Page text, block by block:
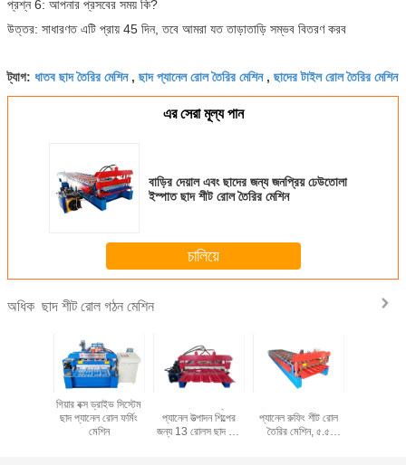
প্রশ্ন 6: আপনার প্রসবের সময় কি?
উত্তর: সাধারণত এটি প্রায় 45 দিন, তবে আমরা যত তাড়াতাড়ি সম্ভব বিতরণ করব
ট্যাগ: ধাতব ছাদ তৈরির মেশিন, ছাদ প্যানেল রোল তৈরির মেশিন, ছাদের টাইল রোল তৈরির মেশিন
এর সেরা মূল্য পান
বাড়ির দেয়াল এবং ছাদের জন্য জনপ্রিয় ঢেউতোলা
ইস্পাত ছাদ শীট রোল তৈরির মেশিন
চালিয়ে
অধিক ছাদ শীট রোল গঠন মেশিন
গিয়ার বক্স ড্রাইভ সিস্টেম
ছাদ প্যানেল রোল ফর্মিং
মেশিন
প্যানেল উত্পাদন শিল্পের
জন্য 13 রোলস ছাদ শীট
প্যানেল রুফিং শীট রোল
তৈরির মেশিন, ৫.৫